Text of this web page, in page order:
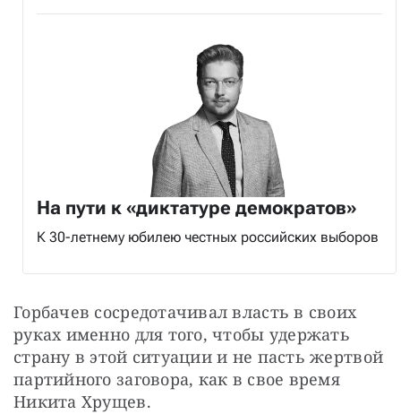
На пути к «диктатуре демократов»
К 30-летнему юбилею честных российских выборов
Горбачев сосредотачивал власть в своих
руках именно для того, чтобы удержать
страну в этой ситуации и не пасть жертвой
партийного заговора, как в свое время
Никита Хрущев.